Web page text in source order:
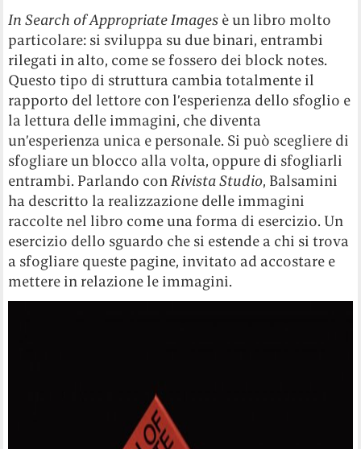
In Search of Appropriate Images è un libro molto
particolare: si sviluppa su due binari, entrambi
rilegati in alto, come se fossero dei block notes.
Questo tipo di struttura cambia totalmente il
rapporto del lettore con l’esperienza dello sfoglio e
la lettura delle immagini, che diventa
un’esperienza unica e personale. Si può scegliere di
sfogliare un blocco alla volta, oppure di sfogliarli
entrambi. Parlando conRivista Studio, Balsamini
ha descritto la realizzazione delle immagini
raccolte nel libro come una forma di esercizio. Un
esercizio dello sguardo che si estende a chi si trova
a sfogliare queste pagine, invitato ad accostare e
mettere in relazione le immagini.